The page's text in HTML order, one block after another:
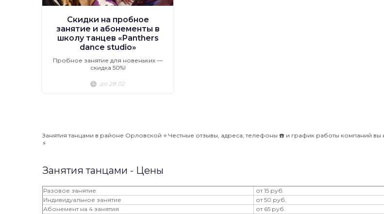
Скидки на пробное
занятие и абонементы в
школу танцев «Panthers
dance studio»
Пробное занятие для новеньких —
скидка 50%!
до 28.02
Занятия танцами в районе Орловской ⭐️ Честные отзывы, адреса, телефоны ☎️ и график работы компаний вы
⚡️
Занятия танцами - Цены
Разовое занятие
от 15 руб.
Индивидуальное занятие
от 50 руб.
Абонемент на 4 занятия
от 65 руб.